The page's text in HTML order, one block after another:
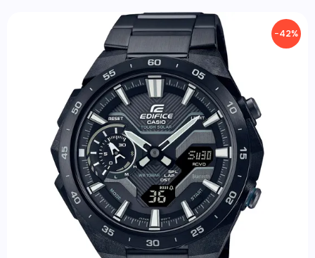
−42%